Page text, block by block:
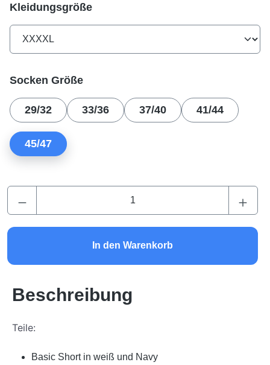
Kleidungsgrößeauswählen
Socken Größeauswählen
29/32 33/36 37/40 41/44
45/47
Produkt Anzahl: Gib den gewünschten
In den Warenkorb
Beschreibung
Teile:
Basic Short in weiß und Navy